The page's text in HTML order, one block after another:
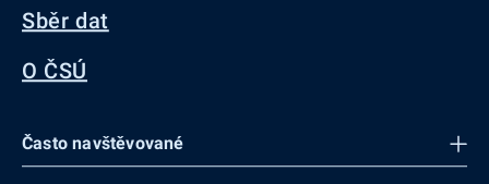
Sběr dat
O ČSÚ
Často navštěvované